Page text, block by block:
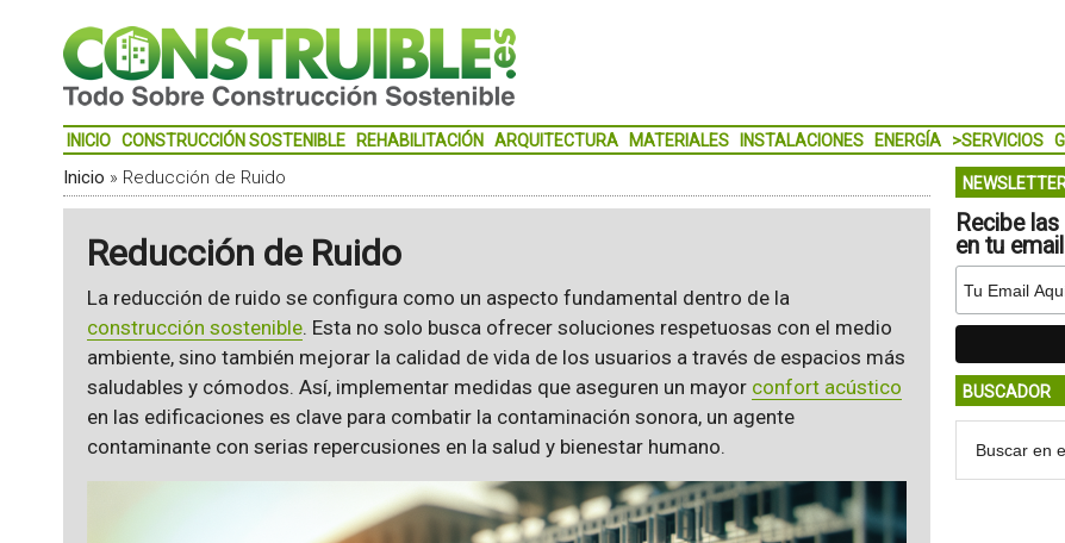
INICIO CONSTRUCCIÓN SOSTENIBLE REHABILITACIÓN ARQUITECTURA MATERIALES INSTALACIONES ENERGÍA >SERVICIOS
Inicio » Reducción de Ruido
Reducción de Ruido
La reducción de ruido se configura como un aspecto fundamental dentro de la
construcción sostenible. Esta no solo busca ofrecer soluciones respetuosas con el medio
ambiente, sino también mejorar la calidad de vida de los usuarios a través de espacios más
saludables y cómodos. Así, implementar medidas que aseguren un mayor confort acústico
en las edificaciones es clave para combatir la contaminación sonora, un agente
contaminante con serias repercusiones en la salud y bienestar humano.
Recibe
en tu
BUSCADOR